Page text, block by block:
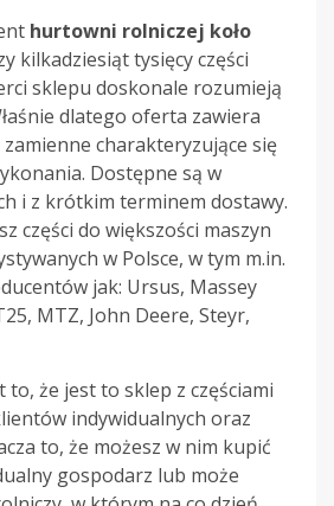
hurtowni rolniczej koło
kilkadziesiąt tysięcy części
sklepu doskonale rozumieją
dlatego oferta zawiera
charakteryzujące się
Dostępne są w
i z krótkim terminem dostawy.
części do większości maszyn
w Polsce, w tym m.in.
jak: Ursus, Massey
MTZ, John Deere, Steyr,
to, że jest to sklep z częściami
indywidualnych oraz
to, że możesz w nim kupić
gospodarz lub może